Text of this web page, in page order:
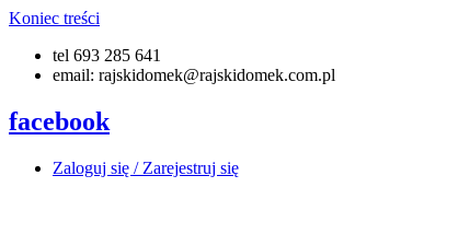
Koniec treści
tel 693 285 641
email: rajskidomek@rajskidomek.com.pl
facebook
Zaloguj się / Zarejestruj się